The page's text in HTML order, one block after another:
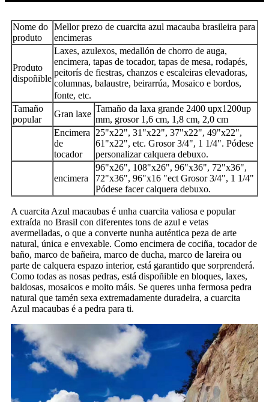
Nome do
produto
Mellor prezo de cuarcita azul macauba brasileira para
encimeras
Produto
dispoñible
Laxes, azulexos, medallón de chorro de auga,
encimera, tapas de tocador, tapas de mesa, rodapés,
peitorís de fiestras, chanzos e escaleiras elevadoras,
columnas, balaustre, beirarrúa, Mosaico e bordos,
fonte, etc.
Tamaño
popular
Gran laxe
Tamaño da laxa grande 2400 upx1200up
mm, grosor 1,6 cm, 1,8 cm, 2,0 cm
Encimera
de
tocador
25"x22", 31"x22", 37"x22", 49"x22",
61"x22", etc. Grosor 3/4", 1 1/4". Pódese
personalizar calquera debuxo.
encimera
96"x26", 108"x26", 96"x36", 72"x36",
72"x36", 96"x16 "ect Grosor 3/4", 1 1/4"
Pódese facer calquera debuxo.
A cuarcita Azul macaubas é unha cuarcita valiosa e popular
extraída no Brasil con diferentes tons de azul e vetas
avermelladas, o que a converte nunha auténtica peza de arte
natural, única e envexable. Como encimera de cociña, tocador de
baño, marco de bañeira, marco de ducha, marco de lareira ou
parte de calquera espazo interior, está garantido que sorprenderá.
Como todas as nosas pedras, está dispoñible en bloques, laxes,
baldosas, mosaicos e moito máis. Se queres unha fermosa pedra
natural que tamén sexa extremadamente duradeira, a cuarcita
Azul macaubas é a pedra para ti.